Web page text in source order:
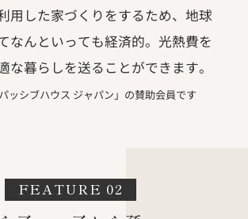
用した家づくりをするため、地球
なんといっても経済的。光熱費を
な暮らしを送ることができます。
ッシブハウス ジャパン」の賛助会員です
FEATURE 02